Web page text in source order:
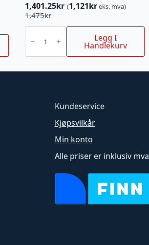
1,475kr
Opprinnelig
pris
1,475kr.
1,401.25kr
Nåværende
pris
1,401.25kr.
(1,121kreks. mva)
kasteblokk
IGLAND Legg I
Handlekurv
Kundeservice
Kjøpsvilkår
Min konto
Alle priser er inklusiv mva